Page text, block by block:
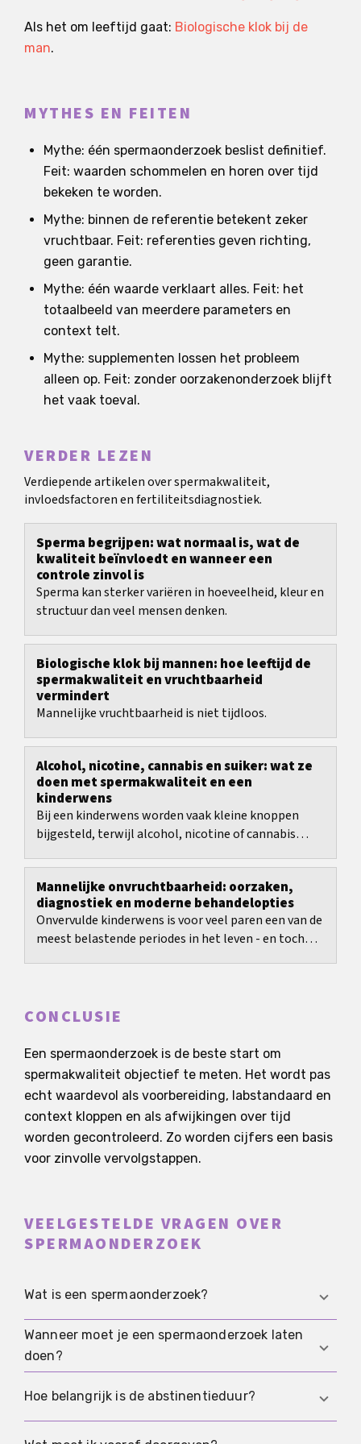
Als het om leeftijd gaat: Biologische klok bij de
man.
MYTHES EN FEITEN
Mythe: één spermaonderzoek beslist definitief.
Feit: waarden schommelen en horen over tijd
bekeken te worden.
Mythe: binnen de referentie betekent zeker
vruchtbaar. Feit: referenties geven richting,
geen garantie.
Mythe: één waarde verklaart alles. Feit: het
totaalbeeld van meerdere parameters en
context telt.
Mythe: supplementen lossen het probleem
alleen op. Feit: zonder oorzakenonderzoek blijft
het vaak toeval.
VERDER LEZEN
Verdiepende artikelen over spermakwaliteit,
invloedsfactoren en fertiliteitsdiagnostiek.
Sperma begrijpen: wat normaal is, wat de
kwaliteit beïnvloedt en wanneer een
controle zinvol is
Sperma kan sterker variëren in hoeveelheid, kleur en
structuur dan veel mensen denken.
Biologische klok bij mannen: hoe leeftijd de
spermakwaliteit en vruchtbaarheid
vermindert
Mannelijke vruchtbaarheid is niet tijdloos.
Alcohol, nicotine, cannabis en suiker: wat ze
doen met spermakwaliteit en een
kinderwens
Bij een kinderwens worden vaak kleine knoppen
bijgesteld, terwijl alcohol, nicotine of cannabis
Mannelijke onvruchtbaarheid: oorzaken,
diagnostiek en moderne behandelopties
Onvervulde kinderwens is voor veel paren een van de
meest belastende periodes in het leven - en toch
CONCLUSIE
Een spermaonderzoek is de beste start om
spermakwaliteit objectief te meten. Het wordt pas
echt waardevol als voorbereiding, labstandaard en
context kloppen en als afwijkingen over tijd
worden gecontroleerd. Zo worden cijfers een basis
voor zinvolle vervolgstappen.
VEELGESTELDE VRAGEN OVER
SPERMAONDERZOEK
Wat is een spermaonderzoek?
Een spermaonderzoek is de gestandaardiseerde
beoordeling van een spermaproef in het
gemeten, zoals volume, concentratie,
beweeglijkheid, vorm en vitaliteit van zaadcellen.
Wanneer moet je een spermaonderzoek laten
doen?
Het wordt vaak gedaan in een
zwangerschap langere tijd uitblijft of wanneer er
Hoe belangrijk is de abstinentieduur?